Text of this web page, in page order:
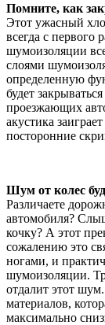
Помните, как
Этот ужасный
всегда с первого
шумоизоляции
слоями
определенную
будет
проезжающих
акустика
посторонние
Шум от колес
Различаете
автомобиля?
кочку? А этот
сожалению это
ногами, и
шумоизоляции.
отдалит этот
материалов,
максимально